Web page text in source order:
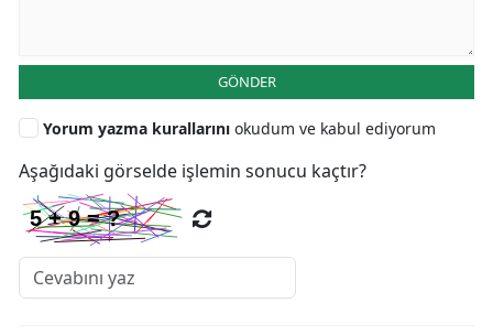
GÖNDER
Yorum yazma kurallarını okudum ve kabul ediyorum
Aşağıdaki görselde işlemin sonucu kaçtır?